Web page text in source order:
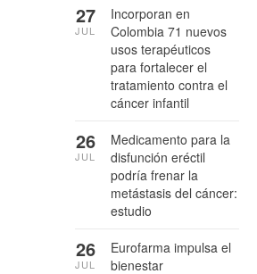
Incorporan en
Colombia 71 nuevos
usos terapéuticos
para fortalecer el
tratamiento contra el
cáncer infantil
27
JUL
Medicamento para la
disfunción eréctil
podría frenar la
metástasis del cáncer:
estudio
26
JUL
Eurofarma impulsa el
bienestar
26
JUL